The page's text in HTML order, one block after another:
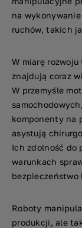
na
ruchów, takich
W miarę
znajdują coraz
W przemyśle
komponenty na
asystują
Ich zdolność do
warunkach
Roboty
produkcji, ale